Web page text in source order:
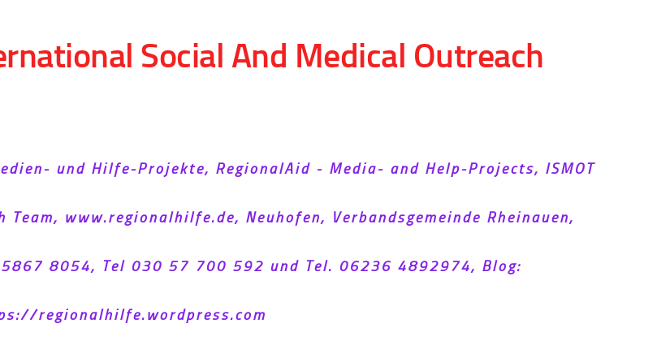
Social And Medical Outreach
und Hilfe-Projekte, RegionalAid - Media- and Help-Projects, ISMOT
www.regionalhilfe.de, Neuhofen, Verbandsgemeinde Rheinauen,
8054, Tel 030 57 700 592 und Tel. 06236 4892974, Blog:
regionalhilfe.wordpress.com